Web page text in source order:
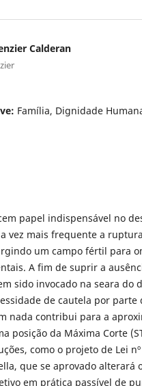
Calderan
Família, Dignidade
papel indispensável no
vez mais frequente a
um campo fértil para
A fim de suprir a
sido invocado na seara do
de cautela por
nada contribui para a
posição da Máxima Corte
como o projeto de Lei
que se aprovado alterará
em prática passível de